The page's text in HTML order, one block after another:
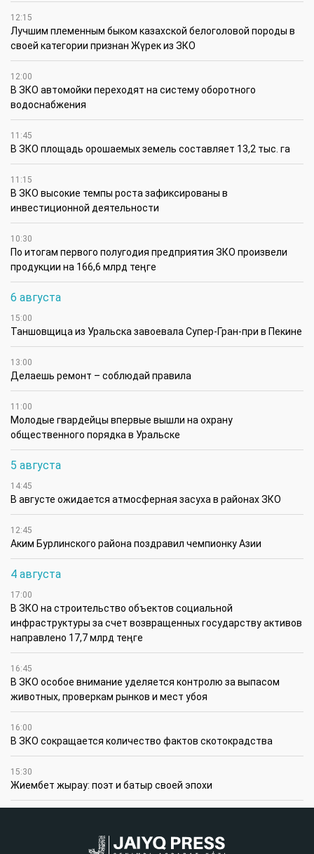
12:15
Лучшим племенным быком казахской белоголовой породы в
своей категории признан Жүрек из ЗКО
12:00
В ЗКО автомойки переходят на систему оборотного
водоснабжения
11:45
В ЗКО площадь орошаемых земель составляет 13,2 тыс. га
11:15
В ЗКО высокие темпы роста зафиксированы в
инвестиционной деятельности
10:30
По итогам первого полугодия предприятия ЗКО произвели
продукции на 166,6 млрд теңге
6 августа
15:00
Таншовщица из Уральска завоевала Супер-Гран-при в Пекине
13:00
Делаешь ремонт – соблюдай правила
11:00
Молодые гвардейцы впервые вышли на охрану
общественного порядка в Уральске
5 августа
14:45
В августе ожидается атмосферная засуха в районах ЗКО
12:45
Аким Бурлинского района поздравил чемпионку Азии
4 августа
17:00
В ЗКО на строительство объектов социальной
инфраструктуры за счет возвращенных государству активов
направлено 17,7 млрд теңге
16:45
В ЗКО особое внимание уделяется контролю за выпасом
животных, проверкам рынков и мест убоя
16:00
В ЗКО сокращается количество фактов скотокрадства
15:30
Жиембет жырау: поэт и батыр своей эпохи